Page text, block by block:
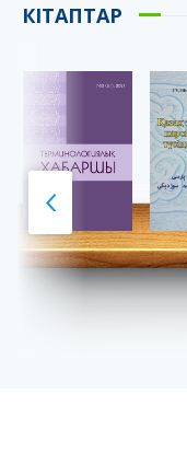
КІТАПТАР